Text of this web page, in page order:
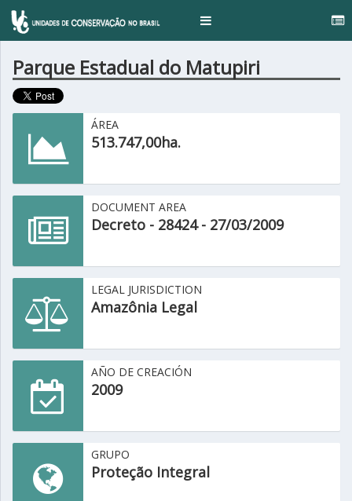
Toggle
Parque Estadual do Matupiri
ÁREA
513.747,00ha.
DOCUMENT AREA
Decreto - 28424 - 27/03/2009
LEGAL JURISDICTION
Amazônia Legal
AÑO DE CREACIÓN
2009
GRUPO
Proteção Integral